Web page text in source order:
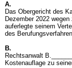
A.
Das Obergericht des
Dezember 2022
auferlegte seinem
des
B.
Rechtsanwalt
Kostenauflage zu